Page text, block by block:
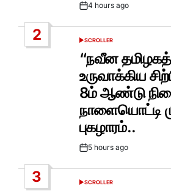
Post4 hours ago
2
POSTED
IN
SCROLLER
“நவீன
உருவாக்கிய
8ம் ஆண்டு
நாளையொட்டி
புகழாரம்..
Post5 hours ago
3
POSTED
SCROLLER